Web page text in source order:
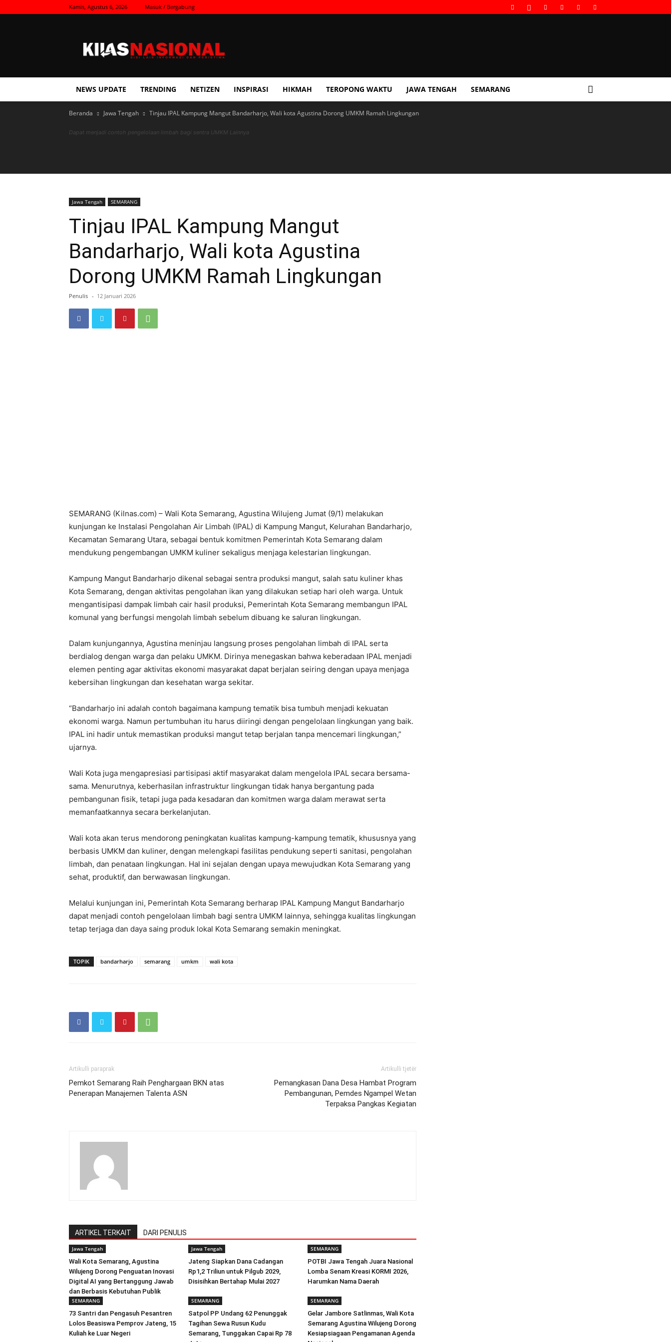
Kamis, Agustus 6, 2026 Masuk / Bergabung
Nasional
NEWS UPDATE TRENDING NETIZEN INSPIRASI HIKMAH TEROPONG WAKTU JAWA TENGAH SEMARANG
Beranda Jawa Tengah Tinjau IPAL Kampung Mangut Bandarharjo, Wali kota Agustina Dorong UMKM Ramah Lingkungan
Dapat menjadi contoh pengelolaan limbah bagi sentra UMKM Lainnya
Jawa Tengah SEMARANG
Tinjau IPAL Kampung Mangut
Bandarharjo, Wali kota Agustina
Dorong UMKM Ramah Lingkungan
Penulis - 12 Januari 2026
SEMARANG (Kilnas.com) – Wali Kota Semarang, Agustina Wilujeng Jumat (9/1) melakukan
kunjungan ke Instalasi Pengolahan Air Limbah (IPAL) di Kampung Mangut, Kelurahan Bandarharjo,
Kecamatan Semarang Utara, sebagai bentuk komitmen Pemerintah Kota Semarang dalam
mendukung pengembangan UMKM kuliner sekaligus menjaga kelestarian lingkungan.
Kampung Mangut Bandarharjo dikenal sebagai sentra produksi mangut, salah satu kuliner khas
Kota Semarang, dengan aktivitas pengolahan ikan yang dilakukan setiap hari oleh warga. Untuk
mengantisipasi dampak limbah cair hasil produksi, Pemerintah Kota Semarang membangun IPAL
komunal yang berfungsi mengolah limbah sebelum dibuang ke saluran lingkungan.
Dalam kunjungannya, Agustina meninjau langsung proses pengolahan limbah di IPAL serta
berdialog dengan warga dan pelaku UMKM. Dirinya menegaskan bahwa keberadaan IPAL menjadi
elemen penting agar aktivitas ekonomi masyarakat dapat berjalan seiring dengan upaya menjaga
kebersihan lingkungan dan kesehatan warga sekitar.
“Bandarharjo ini adalah contoh bagaimana kampung tematik bisa tumbuh menjadi kekuatan
ekonomi warga. Namun pertumbuhan itu harus diiringi dengan pengelolaan lingkungan yang baik.
IPAL ini hadir untuk memastikan produksi mangut tetap berjalan tanpa mencemari lingkungan,”
ujarnya.
Wali Kota juga mengapresiasi partisipasi aktif masyarakat dalam mengelola IPAL secara bersama-
sama. Menurutnya, keberhasilan infrastruktur lingkungan tidak hanya bergantung pada
pembangunan fisik, tetapi juga pada kesadaran dan komitmen warga dalam merawat serta
memanfaatkannya secara berkelanjutan.
Wali kota akan terus mendorong peningkatan kualitas kampung-kampung tematik, khususnya yang
berbasis UMKM dan kuliner, dengan melengkapi fasilitas pendukung seperti sanitasi, pengolahan
limbah, dan penataan lingkungan. Hal ini sejalan dengan upaya mewujudkan Kota Semarang yang
sehat, produktif, dan berwawasan lingkungan.
Melalui kunjungan ini, Pemerintah Kota Semarang berharap IPAL Kampung Mangut Bandarharjo
dapat menjadi contoh pengelolaan limbah bagi sentra UMKM lainnya, sehingga kualitas lingkungan
tetap terjaga dan daya saing produk lokal Kota Semarang semakin meningkat.
TOPIK bandarharjo semarang umkm wali kota
Artikulli paraprak
Pemkot Semarang Raih Penghargaan BKN atas
Penerapan Manajemen Talenta ASN
Artikulli tjetër
Pemangkasan Dana Desa Hambat Program
Pembangunan, Pemdes Ngampel Wetan
Terpaksa Pangkas Kegiatan
ARTIKEL TERKAIT DARI PENULIS
Jawa Tengah
Wali Kota Semarang, Agustina
Wilujeng Dorong Penguatan Inovasi
Digital AI yang Bertanggung Jawab
dan Berbasis Kebutuhan Publik
Jawa Tengah
Jateng Siapkan Dana Cadangan
Rp1,2 Triliun untuk Pilgub 2029,
Disisihkan Bertahap Mulai 2027
SEMARANG
POTBI Jawa Tengah Juara Nasional
Lomba Senam Kreasi KORMI 2026,
Harumkan Nama Daerah
SEMARANG
73 Santri dan Pengasuh Pesantren
Lolos Beasiswa Pemprov Jateng, 15
Kuliah ke Luar Negeri
SEMARANG
Satpol PP Undang 62 Penunggak
Tagihan Sewa Rusun Kudu
Semarang, Tunggakan Capai Rp 78
SEMARANG
Gelar Jambore Satlinmas, Wali Kota
Semarang Agustina Wilujeng Dorong
Kesiapsiagaan Pengamanan Agenda